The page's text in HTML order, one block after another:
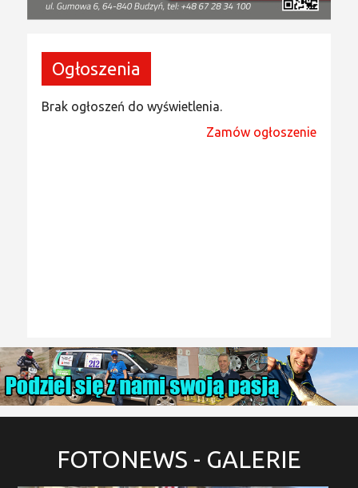
Ogłoszenia
Brak ogłoszeń do wyświetlenia.
Zamów ogłoszenie
FOTONEWS - GALERIE